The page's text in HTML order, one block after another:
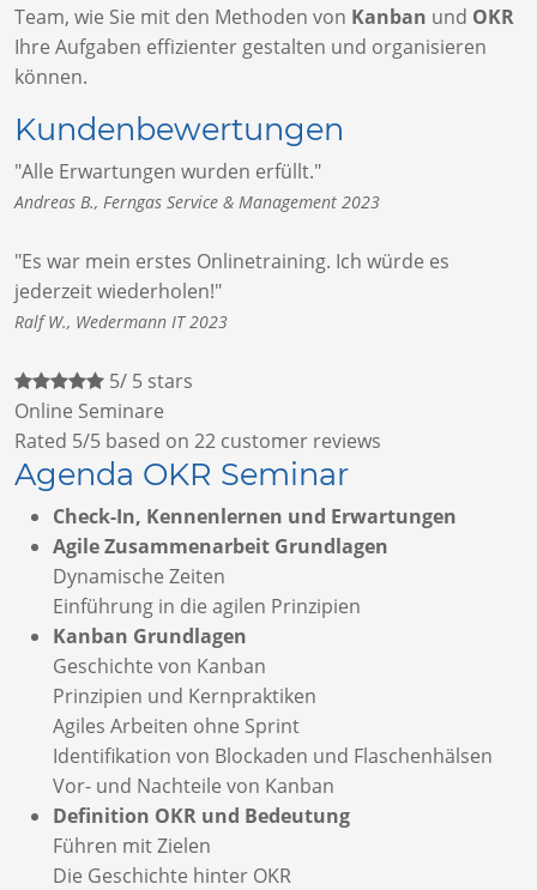
Team, wie Sie mit den Methoden von Kanban und OKR
Ihre Aufgaben effizienter gestalten und organisieren
können.
Kundenbewertungen
"Alle Erwartungen wurden erfüllt."
Andreas B., Ferngas Service & Management 2023
"Es war mein erstes Onlinetraining. Ich würde es
jederzeit wiederholen!"
Ralf W., Wedermann IT 2023
5/ 5 stars
Online Seminare
Rated 5/5 based on 22 customer reviews
Agenda OKR Seminar
Check-In, Kennenlernen und Erwartungen
Agile Zusammenarbeit Grundlagen
Dynamische Zeiten
Einführung in die agilen Prinzipien
Kanban Grundlagen
Geschichte von Kanban
Prinzipien und Kernpraktiken
Agiles Arbeiten ohne Sprint
Identifikation von Blockaden und Flaschenhälsen
Vor- und Nachteile von Kanban
Definition OKR und Bedeutung
Führen mit Zielen
Die Geschichte hinter OKR